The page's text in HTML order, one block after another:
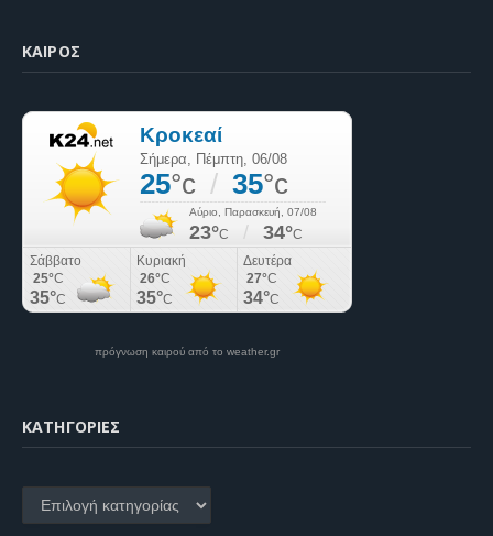
ΚΑΙΡΌΣ
πρόγνωση καιρού από το weather.gr
KΑΤΗΓΟΡΊΕΣ
Kατηγορίες